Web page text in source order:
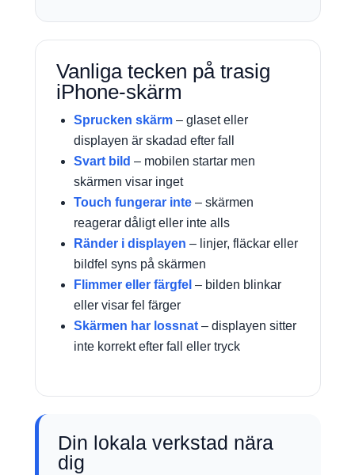
Vanliga tecken på trasig
iPhone-skärm
Sprucken skärm – glaset eller
displayen är skadad efter fall
Svart bild – mobilen startar men
skärmen visar inget
Touch fungerar inte – skärmen
reagerar dåligt eller inte alls
Ränder i displayen – linjer, fläckar eller
bildfel syns på skärmen
Flimmer eller färgfel – bilden blinkar
eller visar fel färger
Skärmen har lossnat – displayen sitter
inte korrekt efter fall eller tryck
Din lokala verkstad nära
dig